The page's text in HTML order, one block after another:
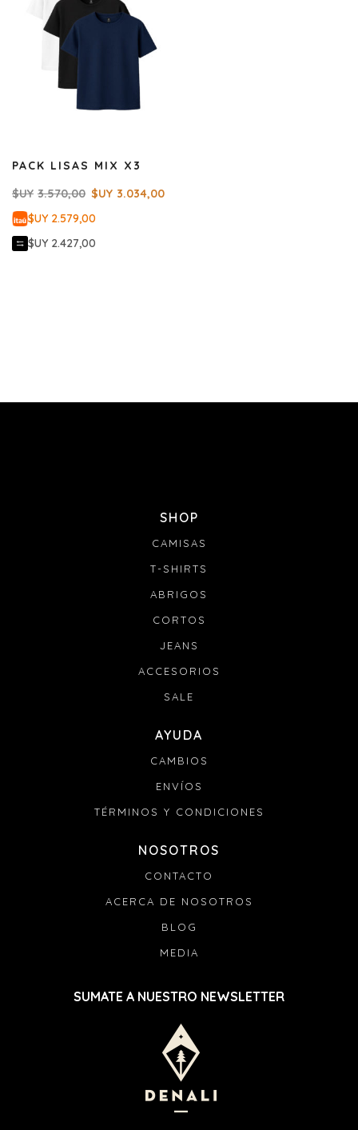
PACK LISAS MIX X3
$UY 3.570,00 $UY 3.034,00
$UY 2.579,00
$UY 2.427,00
SHOP
CAMISAS
T-SHIRTS
ABRIGOS
CORTOS
JEANS
ACCESORIOS
SALE
AYUDA
CAMBIOS
ENVÍOS
TÉRMINOS Y CONDICIONES
NOSOTROS
CONTACTO
ACERCA DE NOSOTROS
BLOG
MEDIA
SUMATE A NUESTRO NEWSLETTER